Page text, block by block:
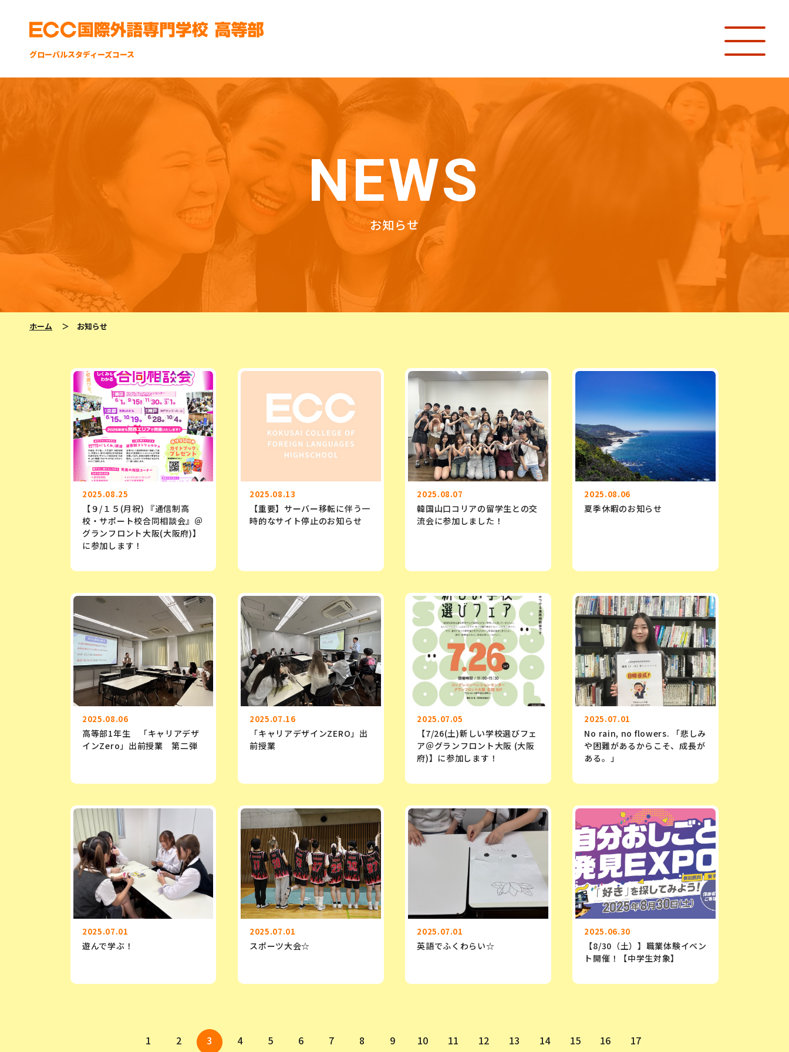
グローバルスタディーズコース
NEWS
お知らせ
ホーム ＞ お知らせ
2025.08.25
【９/１５(月祝) 『通信制高
校・サポート校合同相談会』＠
グランフロント大阪(大阪府)】
に参加します！
2025.08.13
【重要】サーバー移転に伴う一
時的なサイト停止のお知らせ
2025.08.07
韓国山口コリアの留学生との交
流会に参加しました！
2025.08.06
夏季休暇のお知らせ
2025.08.06
高等部1年生 「キャリアデザ
インZero」出前授業 第二弾
2025.07.16
「キャリアデザインZERO」出
前授業
2025.07.05
【7/26(土)新しい学校選びフェ
ア＠グランフロント大阪 (大阪
府)】に参加します！
2025.07.01
No rain, no flowers. 「悲しみ
や困難があるからこそ、成長が
ある。」
2025.07.01
遊んで学ぶ！
2025.07.01
スポーツ大会☆
2025.07.01
英語でふくわらい☆
2025.06.30
【8/30（土）】職業体験イベン
ト開催！【中学生対象】
1 2 3 4 5 6 7 8 9 10 11 12 13 14 15 16 17